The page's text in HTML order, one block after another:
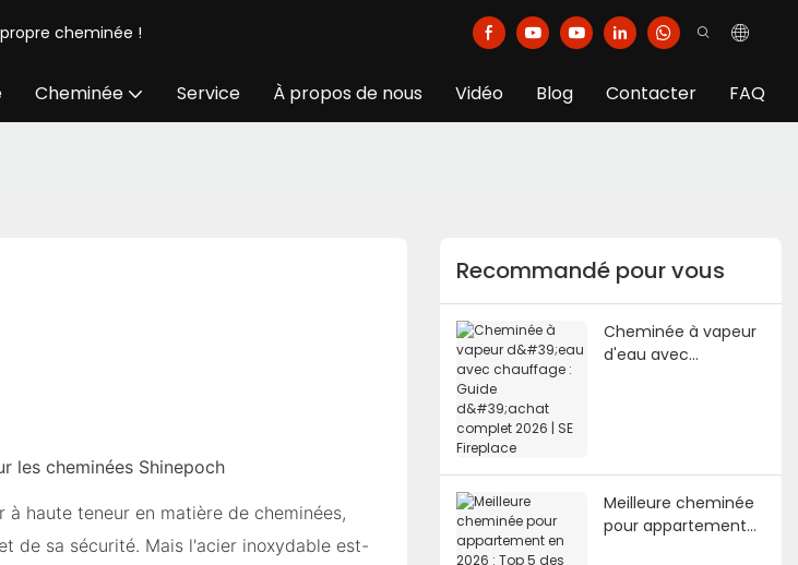
cheminée !
Cheminée Service À propos de nous Vidéo Blog Contacter FAQ
les cheminées Shinepoch
haute teneur en matière de cheminées,
de sa sécurité. Mais l'acier inoxydable est-
Recommandé pour vous
Cheminée à vapeur
d'eau avec
Meilleure cheminée
pour appartement